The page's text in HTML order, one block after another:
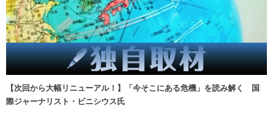
【次回から大幅リニューアル！】「今そこにある危機」を読み解く 国
際ジャーナリスト・ビニシウス氏